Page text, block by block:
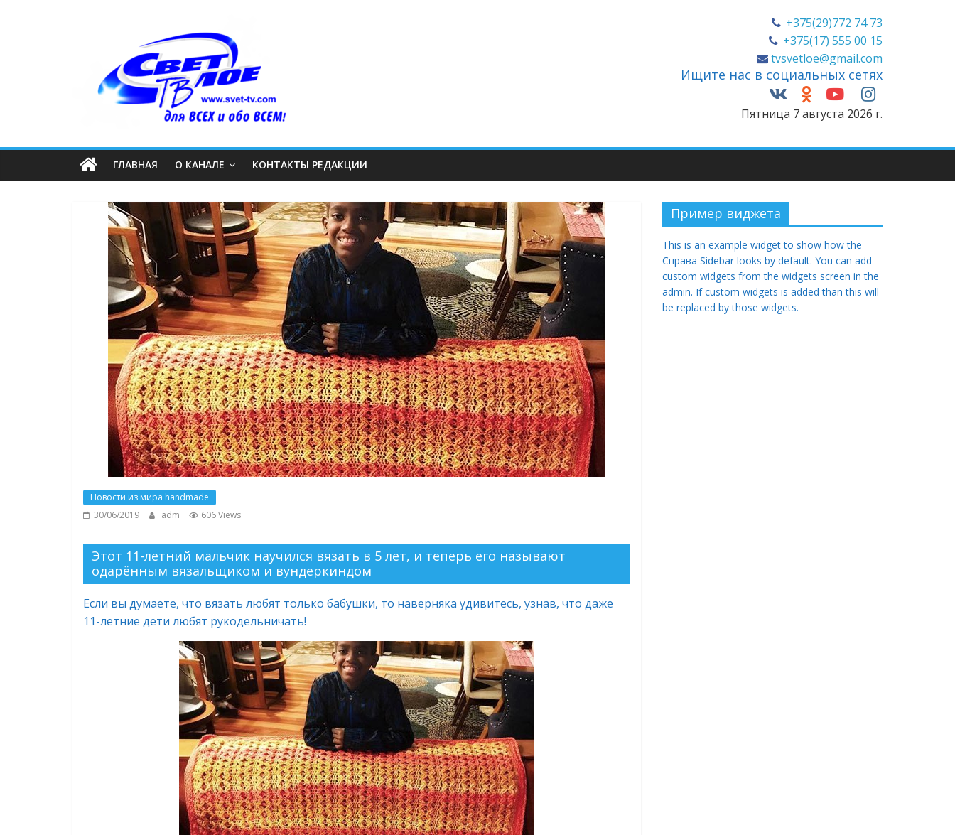
+375(29)772 74 73
+375(17) 555 00 15
tvsvetloe@gmail.com
Ищите нас в социальных сетях
Пятница 7 августа 2026 г.
ГЛАВНАЯ О КАНАЛЕ КОНТАКТЫ РЕДАКЦИИ
Новости из мира handmade
30/06/2019
adm 606 Views
Этот 11-летний мальчик научился вязать в 5 лет, и теперь его называют
одарённым вязальщиком и вундеркиндом
Если вы думаете, что вязать любят только бабушки, то наверняка удивитесь, узнав, что даже
11-летние дети любят рукодельничать!
Пример виджета
This is an example widget to show how the
Справа Sidebar looks by default. You can add
custom widgets from the widgets screen in the
admin. If custom widgets is added than this will
be replaced by those widgets.